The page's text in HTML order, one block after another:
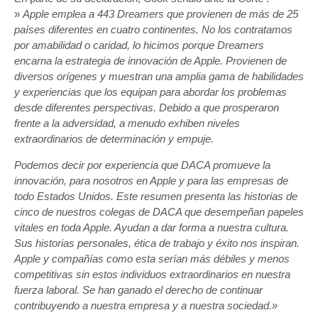
» Apple emplea a 443 Dreamers que provienen de más de 25
países diferentes en cuatro continentes. No los contratamos
por amabilidad o caridad, lo hicimos porque Dreamers
encarna la estrategia de innovación de Apple. Provienen de
diversos orígenes y muestran una amplia gama de habilidades
y experiencias que los equipan para abordar los problemas
desde diferentes perspectivas. Debido a que prosperaron
frente a la adversidad, a menudo exhiben niveles
extraordinarios de determinación y empuje.
Podemos decir por experiencia que DACA promueve la
innovación, para nosotros en Apple y para las empresas de
todo Estados Unidos. Este resumen presenta las historias de
cinco de nuestros colegas de DACA que desempeñan papeles
vitales en toda Apple. Ayudan a dar forma a nuestra cultura.
Sus historias personales, ética de trabajo y éxito nos inspiran.
Apple y compañías como esta serían más débiles y menos
competitivas sin estos individuos extraordinarios en nuestra
fuerza laboral. Se han ganado el derecho de continuar
contribuyendo a nuestra empresa y a nuestra sociedad.»